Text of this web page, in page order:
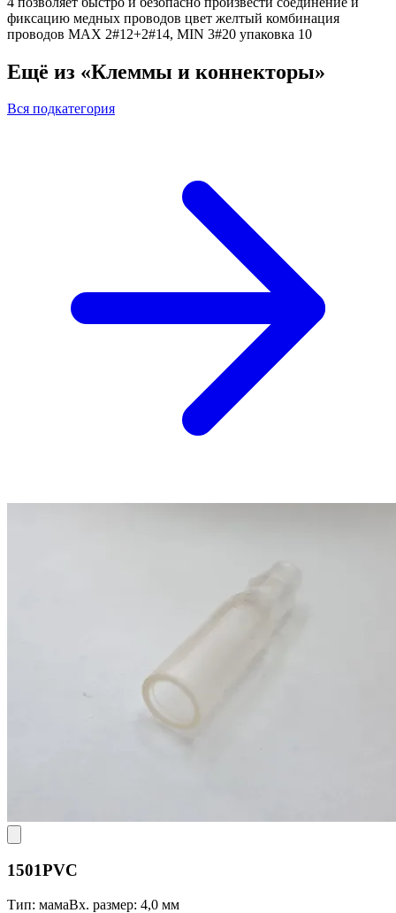
фиксацию медных проводов цвет желтый комбинация
проводов MAX 2#12+2#14, MIN 3#20 упаковка 10
Ещё из «Клеммы и коннекторы»
Вся подкатегория
1501PVC
Тип: мамаВх. размер: 4,0 мм